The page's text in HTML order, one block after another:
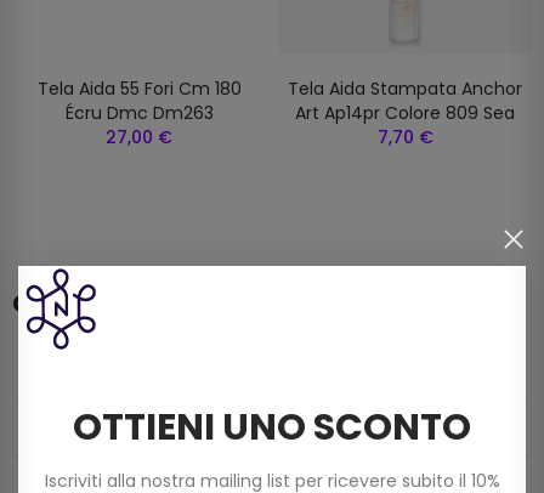
Tela Aida 55 Fori Cm 180
Écru Dmc Dm263
27,00 €
Tela Aida Stampata Anchor
Art Ap14pr Colore 809 Sea
7,70 €
Categorie
MERCERIA
FILATI
OTTIENI UNO SCONTO
Iscriviti alla nostra mailing list per ricevere subito il 10%